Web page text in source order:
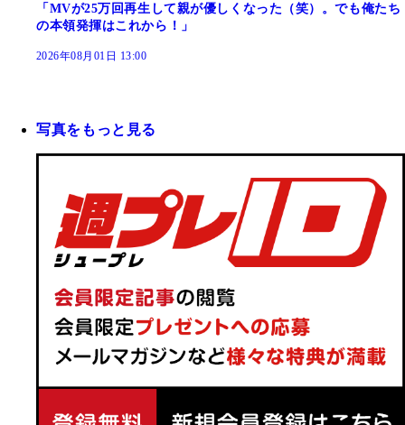
「MVが25万回再生して親が優しくなった（笑）。でも俺たち
の本領発揮はこれから！」
2026年08月01日 13:00
写真をもっと見る